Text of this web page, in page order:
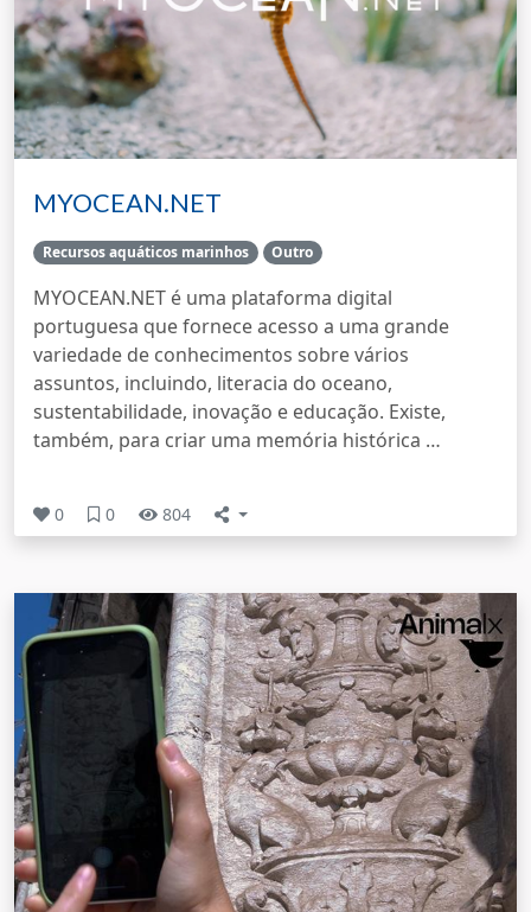
MYOCEAN.NET
Recursos aquáticos marinhos Outro
MYOCEAN.NET é uma plataforma digital
portuguesa que fornece acesso a uma grande
variedade de conhecimentos sobre vários
assuntos, incluindo, literacia do oceano,
sustentabilidade, inovação e educação. Existe,
também, para criar uma memória histórica …
0 0 804